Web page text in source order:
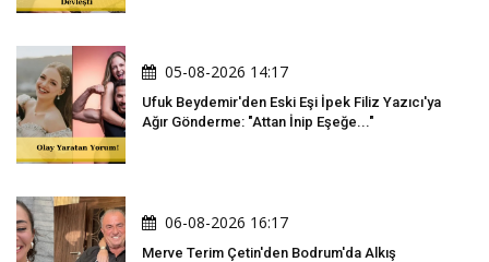
05-08-2026 14:17
Ufuk Beydemir'den Eski Eşi İpek Filiz Yazıcı'ya
Ağır Gönderme: "Attan İnip Eşeğe..."
06-08-2026 16:17
Merve Terim Çetin'den Bodrum'da Alkış